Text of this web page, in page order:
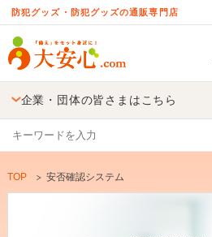
防犯グッズ・防犯グッズの通販専門店
企業・団体の皆さまはこちら
TOP 安否確認システム